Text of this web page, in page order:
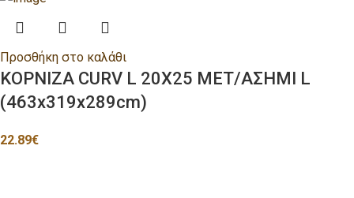
Προσθήκη στο καλάθι
ΚΟΡΝΙΖΑ CURV L 20X25 ΜΕΤ/ΑΣΗΜΙ L
(463x319x289cm)
22.89€